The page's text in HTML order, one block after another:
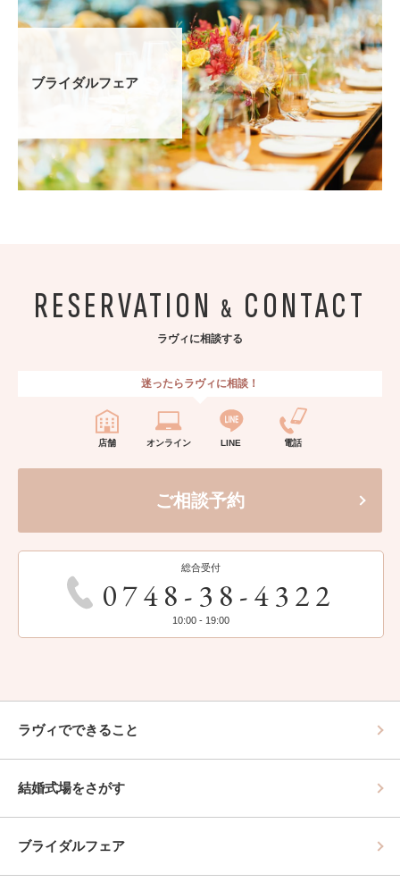
ブライダルフェア
RESERVATION & CONTACT
ラヴィに相談する
迷ったらラヴィに相談！
店舗 オンライン LINE 電話
ご相談予約
総合受付
0748-38-4322
10:00 - 19:00
ラヴィでできること
結婚式場をさがす
ブライダルフェア